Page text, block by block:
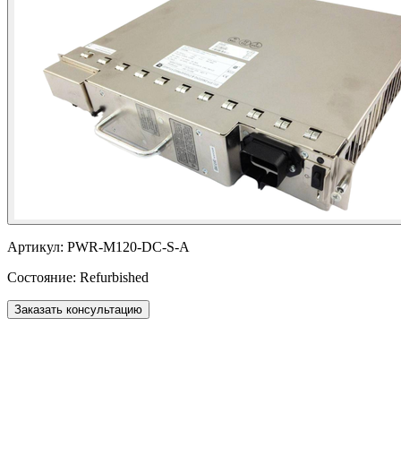
Артикул: PWR-M120-DC-S-A
Состояние: Refurbished
Заказать консультацию